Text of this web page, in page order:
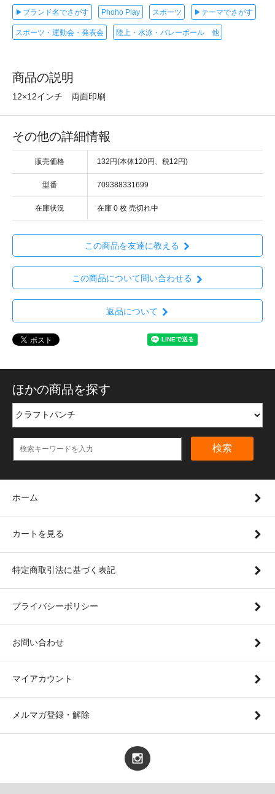
▶ブランド名でさがす Phoho Play スポーツ ▶テーマでさがす
スポーツ・運動会・発表会 陸上・水泳・バレーボール 他
商品の説明
12×12インチ 両面印刷
その他の詳細情報
販売価格 132円(本体120円、税12円)
型番 709388331699
在庫状況 在庫 0 枚 売切れ中
この商品を友達に教える
この商品について問い合わせる
返品について
ほかの商品を探す
検索
ホーム
カートを見る
特定商取引法に基づく表記
プライバシーポリシー
お問い合わせ
マイアカウント
メルマガ登録・解除